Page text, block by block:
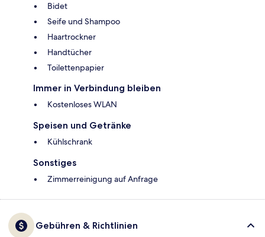
Bidet
Seife und Shampoo
Haartrockner
Handtücher
Toilettenpapier
Immer in Verbindung bleiben
Kostenloses WLAN
Speisen und Getränke
Kühlschrank
Sonstiges
Zimmerreinigung auf Anfrage
Gebühren & Richtlinien